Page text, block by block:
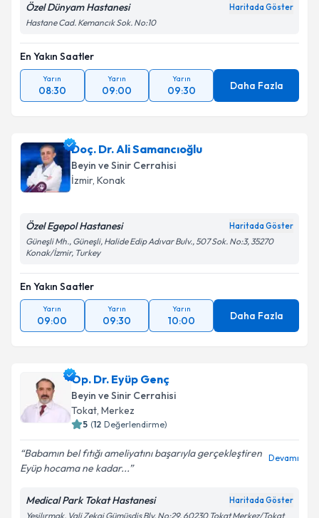
kapsamda işlenmesini kabul ediyorum.
Özel Dünyam Hastanesi Haritada Göster
Hastane Cad. Kemancık Sok. No:10
En Yakın Saatler
Yarın
08:30
Yarın
09:00
Yarın
09:30 Daha Fazla
Doç. Dr. Ali Samancıoğlu
Beyin ve Sinir Cerrahisi
İzmir, Konak
Özel Egepol Hastanesi Haritada Göster
Güneşli Mh., Güneşli, Halide Edip Adıvar Bulv., 507 Sok. No:3, 35270
Konak/İzmir, Turkey
En Yakın Saatler
Yarın
09:00
Yarın
09:30
Yarın
10:00 Daha Fazla
Op. Dr. Eyüp Genç
Beyin ve Sinir Cerrahisi
Tokat, Merkez
5 (12 Değerlendirme)
Babamın bel fıtığı ameliyatını başarıyla gerçekleştiren
Eyüp hocama ne kadar...
Devamı
Medical Park Tokat Hastanesi Haritada Göster
Yeşilırmak, Vali Zekai Gümüşdiş Blv. No:29, 60230 Tokat Merkez/Tokat